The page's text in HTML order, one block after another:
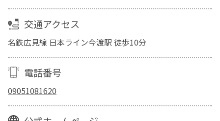
交通アクセス
名鉄広見線 日本ライン今渡駅 徒歩10分
電話番号
09051081620